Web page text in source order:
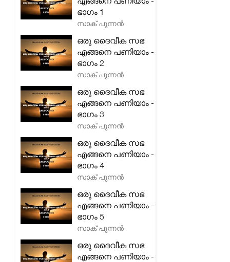
ഭാഗം 1
സാക് പുന്നൻ
ഒരു ദൈവീക സഭ
എങ്ങനെ പണിയാം -
ഭാഗം 2
സാക് പുന്നൻ
ഒരു ദൈവീക സഭ
എങ്ങനെ പണിയാം -
ഭാഗം 3
സാക് പുന്നൻ
ഒരു ദൈവീക സഭ
എങ്ങനെ പണിയാം -
ഭാഗം 4
സാക് പുന്നൻ
ഒരു ദൈവീക സഭ
എങ്ങനെ പണിയാം -
ഭാഗം 5
സാക് പുന്നൻ
ഒരു ദൈവീക സഭ
എങ്ങനെ പണിയാം -